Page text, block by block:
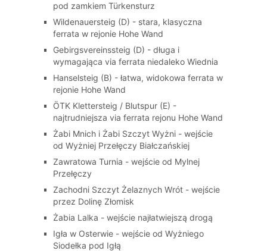
pod zamkiem Türkensturz
Wildenauersteig (D) - stara, klasyczna
ferrata w rejonie Hohe Wand
Gebirgsvereinssteig (D) - długa i
wymagająca via ferrata niedaleko Wiednia
Hanselsteig (B) - łatwa, widokowa ferrata w
rejonie Hohe Wand
ÖTK Klettersteig / Blutspur (E) -
najtrudniejsza via ferrata rejonu Hohe Wand
Żabi Mnich i Żabi Szczyt Wyżni - wejście
od Wyżniej Przełęczy Białczańskiej
Zawratowa Turnia - wejście od Mylnej
Przełęczy
Zachodni Szczyt Żelaznych Wrót - wejście
przez Dolinę Złomisk
Żabia Lalka - wejście najłatwiejszą drogą
Igła w Osterwie - wejście od Wyżniego
Siodełka pod Igłą